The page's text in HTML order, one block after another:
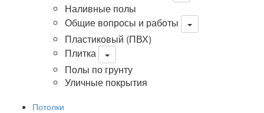
Наливные полы
Общие вопросы и работы
Пластиковый (ПВХ)
Плитка
Полы по грунту
Уличные покрытия
Потолки